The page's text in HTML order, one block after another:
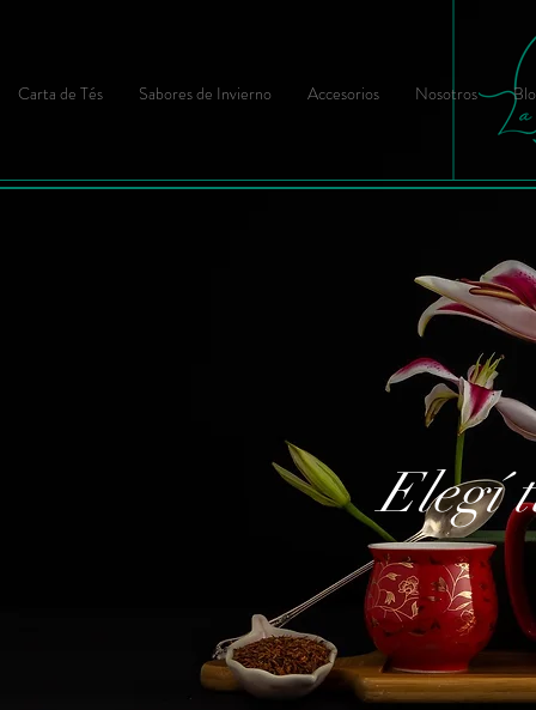
Carta de Tés Sabores de Invierno Accesorios Nosotros
Elegí